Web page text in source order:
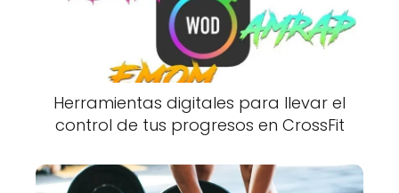
Herramientas digitales para llevar el
control de tus progresos en CrossFit